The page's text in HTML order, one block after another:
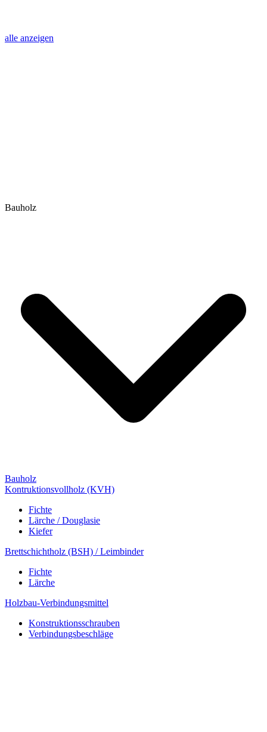
alle anzeigen
Bauholz
Bauholz
Kontruktionsvollholz (KVH)
Fichte
Lärche / Douglasie
Kiefer
Brettschichtholz (BSH) / Leimbinder
Fichte
Lärche
Holzbau-Verbindungsmittel
Konstruktionsschrauben
Verbindungsbeschläge